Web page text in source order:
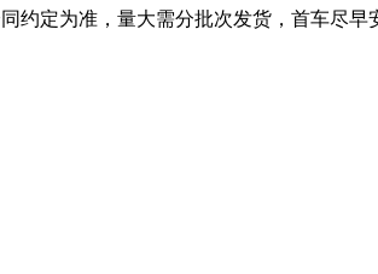
约定为准，量大需分批次发货，首车尽早